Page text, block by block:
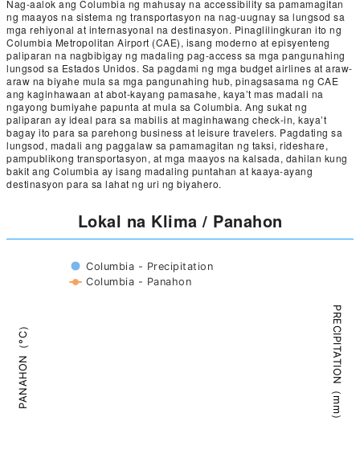
Nag-aalok ang Columbia ng mahusay na accessibility sa pamamagitan
ng maayos na sistema ng transportasyon na nag-uugnay sa lungsod sa
mga rehiyonal at internasyonal na destinasyon. Pinaglilingkuran ito ng
Columbia Metropolitan Airport (CAE), isang moderno at episyenteng
paliparan na nagbibigay ng madaling pag-access sa mga pangunahing
lungsod sa Estados Unidos. Sa pagdami ng mga budget airlines at araw-
araw na biyahe mula sa mga pangunahing hub, pinagsasama ng CAE
ang kaginhawaan at abot-kayang pamasahe, kaya’t mas madali na
ngayong bumiyahe papunta at mula sa Columbia. Ang sukat ng
paliparan ay ideal para sa mabilis at maginhawang check-in, kaya’t
bagay ito para sa parehong business at leisure travelers. Pagdating sa
lungsod, madali ang paggalaw sa pamamagitan ng taksi, rideshare,
pampublikong transportasyon, at mga maayos na kalsada, dahilan kung
bakit ang Columbia ay isang madaling puntahan at kaaya-ayang
destinasyon para sa lahat ng uri ng biyahero.
Lokal na Klima / Panahon
PANAHON（°C） PRECIPITATION（mm）
Columbia - Precipitation
Columbia - Panahon